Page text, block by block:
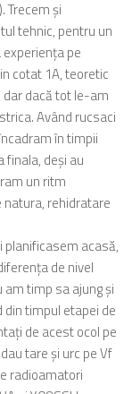
Trecem și
tehnic, pentru un
pe
cotat 1A, teoretic
dar dacă tot le-am
Având rucsaci
în timpii
finala, deși au
un ritm
rehidratare
planificasem acasă,
de nivel
am timp sa ajung și
din timpul etapei de
de acest ocol pe
tare și urc pe Vf
radioamatori